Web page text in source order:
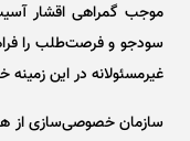
موجب گمراهی اقشار
سودجو و فرصت‌طلب را
غیرمسئولانه در این
سازمان خصوصی‌سازی از